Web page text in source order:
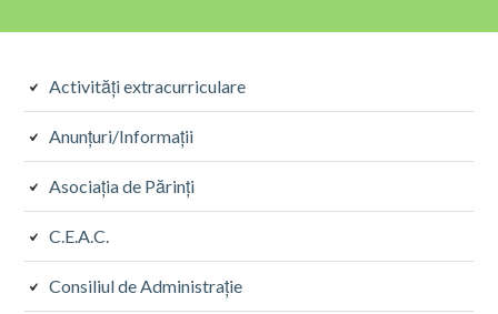
Sidebarul
Secundar
Activități extracurriculare
Anunțuri/Informații
Asociația de Părinți
C.E.A.C.
Consiliul de Administrație